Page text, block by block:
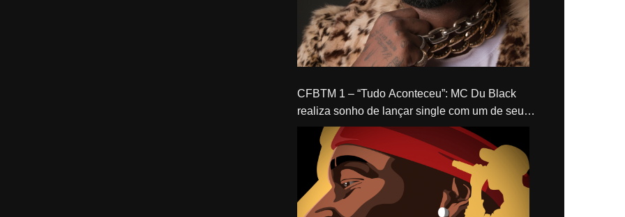
CFBTM 1 – “Tudo Aconteceu”: MC Du Black
realiza sonho de lançar single com um de seus
ídolos, Delacruz